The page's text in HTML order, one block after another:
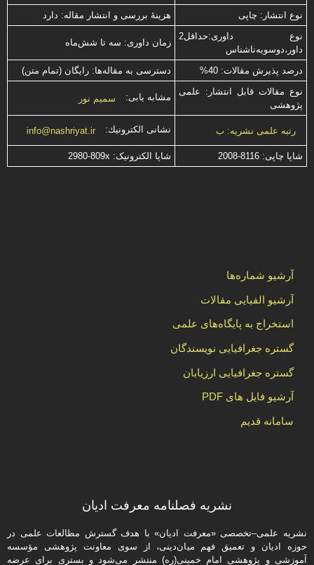
نوع انتشار: چاپی
هزینۀ بررسی و انتشار مقاله: دارد
نوع داوری:حداقل2
داور،دوسویه‌ناشناس
زمان داوری: سه تا شش‌ماه
درصد پذیرش مقالات: 40%
دسترسی به مقاله‌ها: رایگان (تمام متن)
نوع مقالات قابل انتشار: علمی
پژوهشی
مشابه یابی: سمیم نور
رتبه علمی نشریه: ب نشانی الكترونیك: info@nashriyat.ir
شاپا چاپی: 2008-8116 شاپا الکترونیک: 2980-809x
آرشیو شماره‌ها
آرشیو الفبایی مقالات
استخراج به پایگاه‌های علمی
گستره جغرافیایی نویسندگان
گستره جغرافیایی ارزیابان
آرشیو فایل های PDF
سامانه قدیم
نشریه فصلنامه معرفت ادیان
نشریه علمی–تخصصی «معرفت ادیان» با هدف گسترش مطالعات علمی در
حوزه ادیان و تعمیق فهم میان‌دینی، از سوی معاونت پژوهشی مؤسسه
آموزشی و پژوهشی امام خمینی(ره) منتشر می‌شود و بستری برای عرضه